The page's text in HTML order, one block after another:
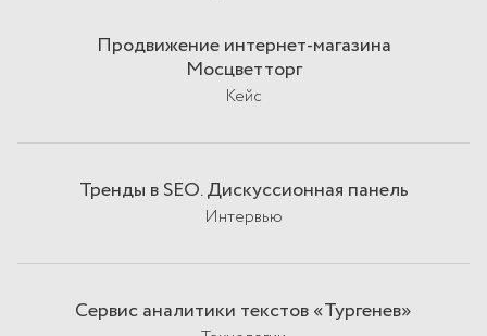
Продвижение интернет-магазина
Мосцветторг
Кейс
Тренды в SEO. Дискуссионная панель
Интервью
Сервис аналитики текстов «Тургенев»